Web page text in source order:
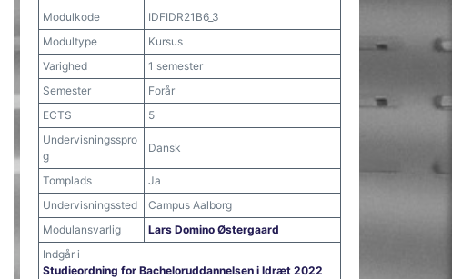
Modulkode
IDFIDR21B6_3
Modultype
Kursus
Varighed
1 semester
Semester
Forår
ECTS
5
Undervisningsspro
g
Dansk
Tomplads
Ja
Undervisningssted
Campus Aalborg
Modulansvarlig
Lars Domino Østergaard
Indgår i
Studieordning for Bacheloruddannelsen i Idræt 2022